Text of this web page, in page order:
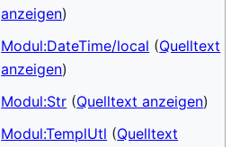
anzeigen)
Modul:DateTime/local (Quelltext
anzeigen)
Modul:Str (Quelltext anzeigen)
Modul:TemplUtl (Quelltext